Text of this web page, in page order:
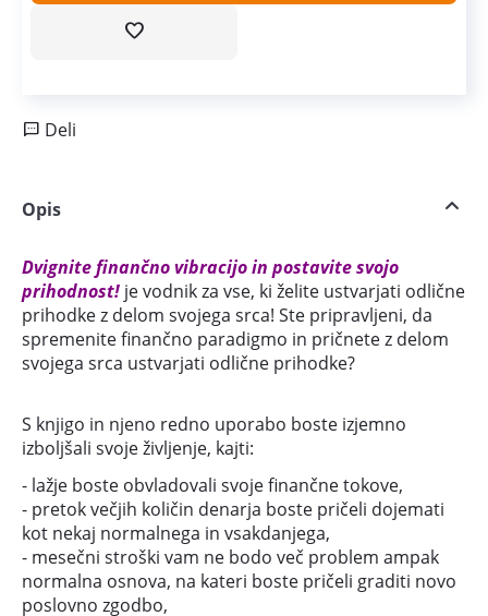
Deli
Opis
Dvignite finančno vibracijo in postavite svojo
prihodnost! je vodnik za vse, ki želite ustvarjati odlične
prihodke z delom svojega srca! Ste pripravljeni, da
spremenite finančno paradigmo in pričnete z delom
svojega srca ustvarjati odlične prihodke?
S knjigo in njeno redno uporabo boste izjemno
izboljšali svoje življenje, kajti:
- lažje boste obvladovali svoje finančne tokove,
- pretok večjih količin denarja boste pričeli dojemati
kot nekaj normalnega in vsakdanjega,
- mesečni stroški vam ne bodo več problem ampak
normalna osnova, na kateri boste pričeli graditi novo
poslovno zgodbo,